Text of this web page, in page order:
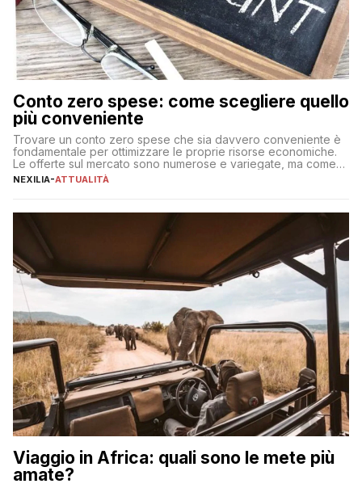
Conto zero spese: come scegliere quello
più conveniente
Trovare un conto zero spese che sia davvero conveniente è
fondamentale per ottimizzare le proprie risorse economiche.
Le offerte sul mercato sono numerose e variegate, ma come
individuare quella più adatta alle proprie esigenze senza
sul […]
NEXILIA-ATTUALITÀ
Viaggio in Africa: quali sono le mete più
amate?